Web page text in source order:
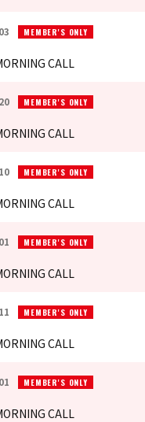
MEMBER'S ONLY
CALL
MEMBER'S ONLY
CALL
MEMBER'S ONLY
CALL
MEMBER'S ONLY
CALL
MEMBER'S ONLY
CALL
MEMBER'S ONLY
CALL